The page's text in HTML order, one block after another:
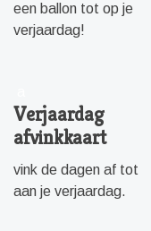
een ballon tot op je
verjaardag!
Verjaardag
afvinkkaart
vink de dagen af tot
aan je verjaardag.